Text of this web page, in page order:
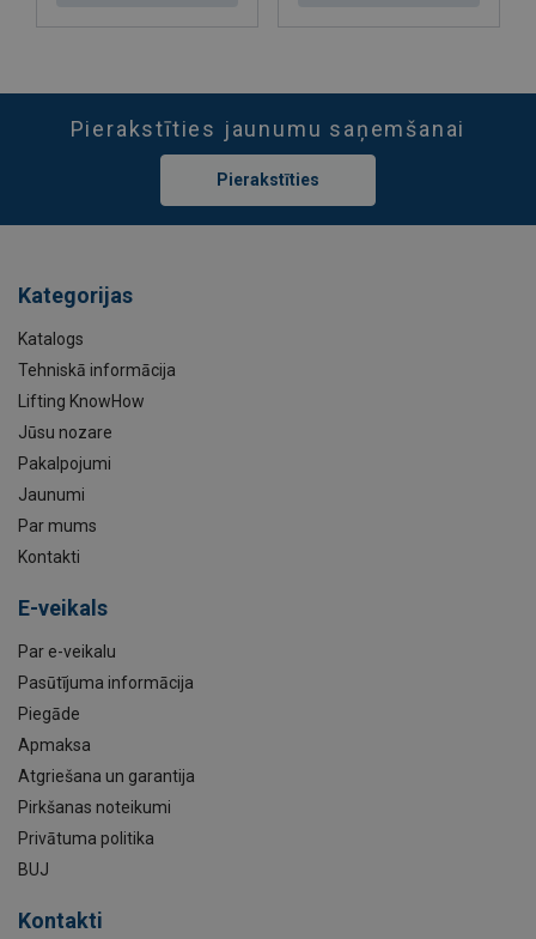
Pierakstīties jaunumu saņemšanai
Pierakstīties
Kategorijas
Katalogs
Tehniskā informācija
Lifting KnowHow
Jūsu nozare
Pakalpojumi
Jaunumi
Par mums
Kontakti
E-veikals
Par e-veikalu
Pasūtījuma informācija
Piegāde
Apmaksa
Atgriešana un garantija
Pirkšanas noteikumi
Privātuma politika
BUJ
Kontakti